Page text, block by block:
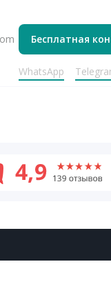
Бесплатная
WhatsApp